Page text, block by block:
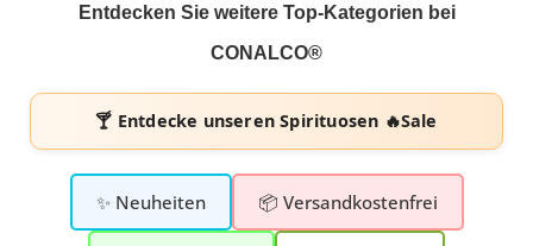
Entdecken Sie weitere Top-Kategorien bei
CONALCO®
🍸 Entdecke unserenSpirituosen 🔥Sale
✨ Neuheiten 📦 Versandkostenfrei